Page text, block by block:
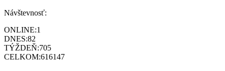
Návštevnosť:
ONLINE:1
DNES:82
TÝŽDEŇ:705
CELKOM:616147